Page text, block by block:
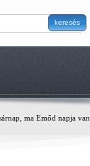
keresés
ma Emőd napja van